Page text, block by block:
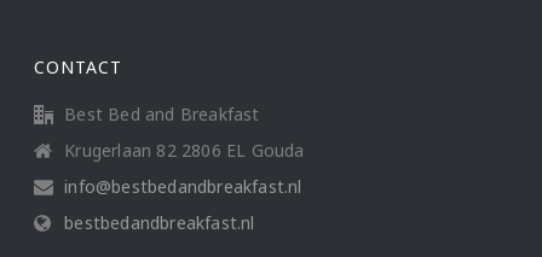
CONTACT
Best Bed and Breakfast
Krugerlaan 82 2806 EL Gouda
info@bestbedandbreakfast.nl
bestbedandbreakfast.nl